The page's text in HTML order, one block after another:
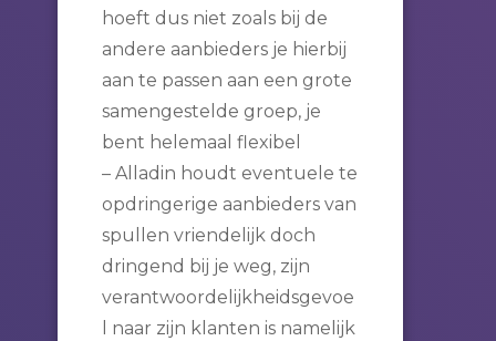
hoeft dus niet zoals bij de
andere aanbieders je hierbij
aan te passen aan een grote
samengestelde groep, je
bent helemaal flexibel
– Alladin houdt eventuele te
opdringerige aanbieders van
spullen vriendelijk doch
dringend bij je weg, zijn
verantwoordelijkheidsgevoe
l naar zijn klanten is namelijk